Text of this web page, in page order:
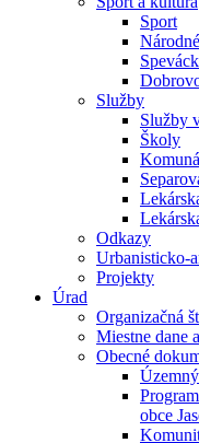
Sport
Služby
Služby
Školy
Odkazy
Urbanisticko-
Projekty
Úrad
Organizačná
Miestne dane
Obecné
obce